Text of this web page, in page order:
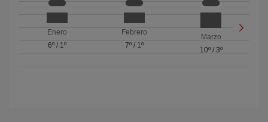
Enero
6º/ 1º
Febrero
7º/ 1º
Marzo
10º/ 3º